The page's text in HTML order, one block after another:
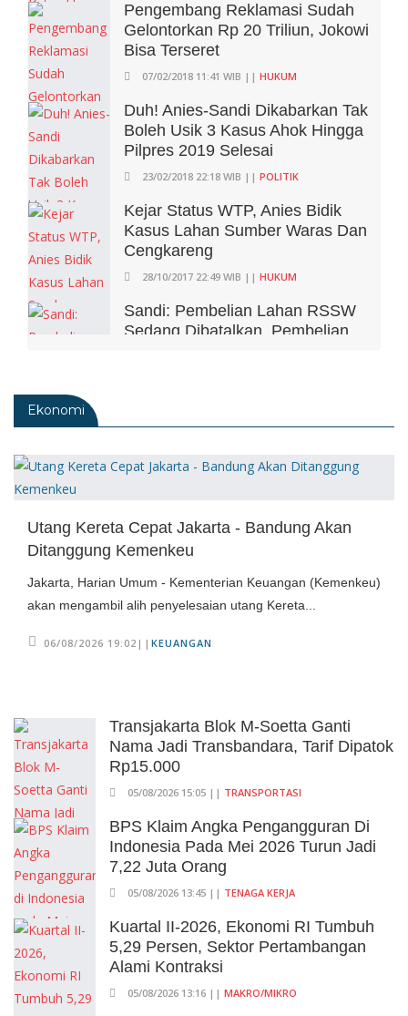
Pengembang Reklamasi Sudah
Gelontorkan Rp 20 Triliun, Jokowi
Bisa Terseret
07/02/2018 11:41 WIB || HUKUM
Duh! Anies-Sandi Dikabarkan Tak
Boleh Usik 3 Kasus Ahok Hingga
Pilpres 2019 Selesai
23/02/2018 22:18 WIB || POLITIK
Kejar Status WTP, Anies Bidik
Kasus Lahan Sumber Waras Dan
Cengkareng
28/10/2017 22:49 WIB || HUKUM
Sandi: Pembelian Lahan RSSW
Sedang Dibatalkan, Pembelian
Ekonomi
Utang Kereta Cepat Jakarta - Bandung Akan
Ditanggung Kemenkeu
Jakarta, Harian Umum - Kementerian Keuangan (Kemenkeu)
akan mengambil alih penyelesaian utang Kereta...
06/08/2026 19:02|| KEUANGAN
Transjakarta Blok M-Soetta Ganti
Nama Jadi Transbandara, Tarif Dipatok
Rp15.000
05/08/2026 15:05 || TRANSPORTASI
BPS Klaim Angka Pengangguran Di
Indonesia Pada Mei 2026 Turun Jadi
7,22 Juta Orang
05/08/2026 13:45 || TENAGA KERJA
Kuartal II-2026, Ekonomi RI Tumbuh
5,29 Persen, Sektor Pertambangan
Alami Kontraksi
05/08/2026 13:16 || MAKRO/MIKRO